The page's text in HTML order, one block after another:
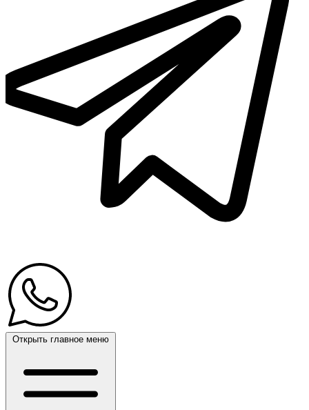
Открыть главное меню